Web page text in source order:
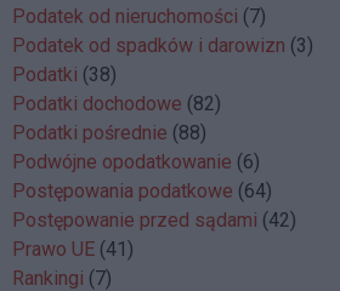
Podatek od nieruchomości (7)
Podatek od spadków i darowizn (3)
Podatki (38)
Podatki dochodowe (82)
Podatki pośrednie (88)
Podwójne opodatkowanie (6)
Postępowania podatkowe (64)
Postępowanie przed sądami (42)
Prawo UE (41)
Rankingi (7)